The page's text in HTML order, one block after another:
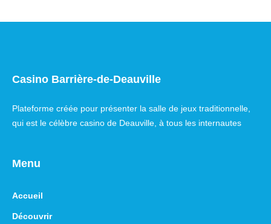
Casino Barrière-de-Deauville
Plateforme créée pour présenter la salle de jeux traditionnelle,
qui est le célèbre casino de Deauville, à tous les internautes
Menu
Accueil
Découvrir